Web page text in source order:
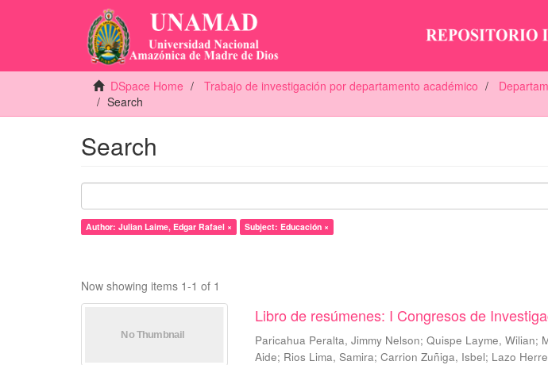
DSpace Home Trabajo de investigación por departamento académico
Search
Search
Author: Julian Laime, Edgar Rafael × Subject: Educación ×
Now showing items 1-1 of 1
Libro de resúmenes: I Congresos de
Paricahua Peralta, Jimmy Nelson;Quispe Layme, Wilian;
Aide; Rios Lima, Samira;Carrion Zuñiga, Isbel; Lazo